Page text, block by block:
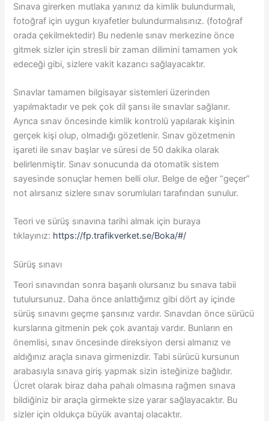
Sınava girerken mutlaka yanınız da kimlik bulundurmalı,
fotoğraf için uygun kıyafetler bulundurmalısınız. (fotoğraf
orada çekilmektedir) Bu nedenle sınav merkezine önce
gitmek sizler için stresli bir zaman dilimini tamamen yok
edeceği gibi, sizlere vakit kazancı sağlayacaktır.
Sınavlar tamamen bilgisayar sistemleri üzerinden
yapılmaktadır ve pek çok dil şansı ile sınavlar sağlanır.
Ayrıca sınav öncesinde kimlik kontrolü yapılarak kişinin
gerçek kişi olup, olmadığı gözetlenir. Sınav gözetmenin
işareti ile sınav başlar ve süresi de 50 dakika olarak
belirlenmiştir. Sınav sonucunda da otomatik sistem
sayesinde sonuçlar hemen belli olur. Belge de eğer “geçer”
not alırsanız sizlere sınav sorumluları tarafından sunulur.
Teori ve sürüş sınavına tarihi almak için buraya
tıklayınız: https://fp.trafikverket.se/Boka/#/
Sürüş sınavı
Teori sınavından sonra başarılı olursanız bu sınava tabii
tutulursunuz. Daha önce anlattığımız gibi dört ay içinde
sürüş sınavını geçme şansınız vardır. Sınavdan önce sürücü
kurslarına gitmenin pek çok avantajı vardır. Bunların en
önemlisi, sınav öncesinde direksiyon dersi almanız ve
aldığınız araçla sınava girmenizdir. Tabi sürücü kursunun
arabasıyla sınava giriş yapmak sizin isteğinize bağlıdır.
Ücret olarak biraz daha pahalı olmasına rağmen sınava
bildiğiniz bir araçla girmekte size yarar sağlayacaktır. Bu
sizler için oldukça büyük avantaj olacaktır.